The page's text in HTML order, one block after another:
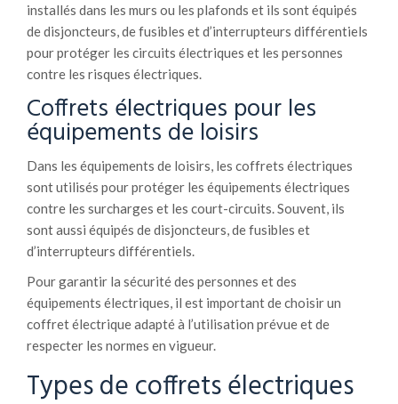
installés dans les murs ou les plafonds et ils sont équipés
de disjoncteurs, de fusibles et d’interrupteurs différentiels
pour protéger les circuits électriques et les personnes
contre les risques électriques.
Coffrets électriques pour les
équipements de loisirs
Dans les équipements de loisirs, les coffrets électriques
sont utilisés pour protéger les équipements électriques
contre les surcharges et les court-circuits. Souvent, ils
sont aussi équipés de disjoncteurs, de fusibles et
d’interrupteurs différentiels.
Pour garantir la sécurité des personnes et des
équipements électriques, il est important de choisir un
coffret électrique adapté à l’utilisation prévue et de
respecter les normes en vigueur.
Types de coffrets électriques